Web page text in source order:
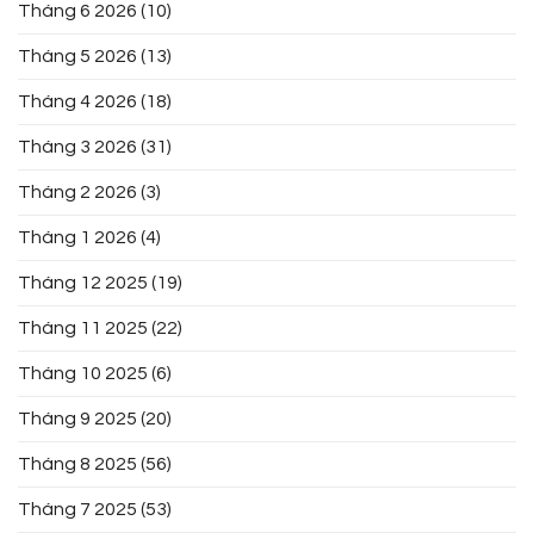
Tháng 6 2026 (10)
Tháng 5 2026 (13)
Tháng 4 2026 (18)
Tháng 3 2026 (31)
Tháng 2 2026 (3)
Tháng 1 2026 (4)
Tháng 12 2025 (19)
Tháng 11 2025 (22)
Tháng 10 2025 (6)
Tháng 9 2025 (20)
Tháng 8 2025 (56)
Tháng 7 2025 (53)